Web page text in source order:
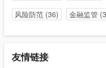
风险防范(36) 金融监管
友情链接